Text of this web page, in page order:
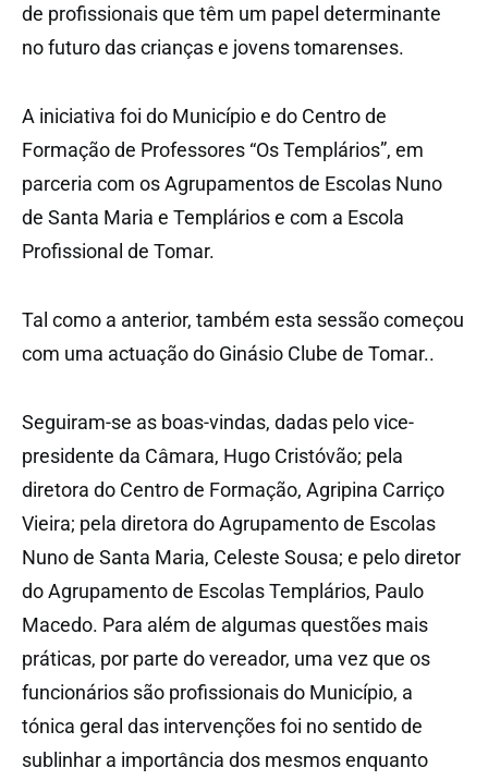
de profissionais que têm um papel determinante
no futuro das crianças e jovens tomarenses.
A iniciativa foi do Município e do Centro de
Formação de Professores “Os Templários”, em
parceria com os Agrupamentos de Escolas Nuno
de Santa Maria e Templários e com a Escola
Profissional de Tomar.
Tal como a anterior, também esta sessão começou
com uma actuação do Ginásio Clube de Tomar..
Seguiram-se as boas-vindas, dadas pelo vice-
presidente da Câmara, Hugo Cristóvão; pela
diretora do Centro de Formação, Agripina Carriço
Vieira; pela diretora do Agrupamento de Escolas
Nuno de Santa Maria, Celeste Sousa; e pelo diretor
do Agrupamento de Escolas Templários, Paulo
Macedo. Para além de algumas questões mais
práticas, por parte do vereador, uma vez que os
funcionários são profissionais do Município, a
tónica geral das intervenções foi no sentido de
sublinhar a importância dos mesmos enquanto